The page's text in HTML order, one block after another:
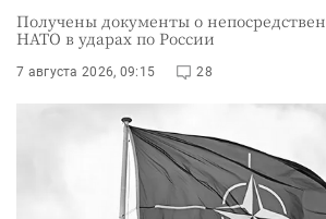
Получены документы о
НАТО в ударах по России
7 августа 2026, 09:15 28